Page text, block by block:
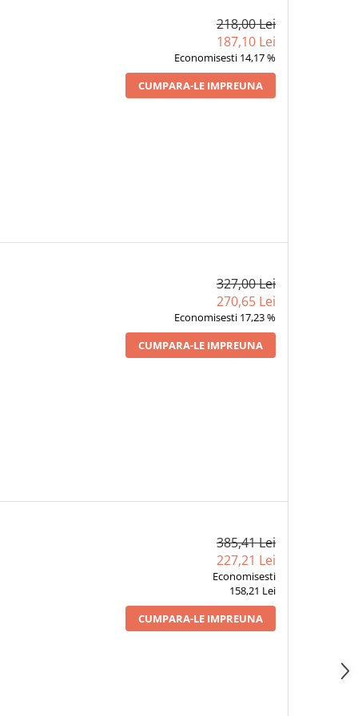
218,00 Lei
187,10 Lei
Economisesti 14,17 %
CUMPARA-LE IMPREUNA
327,00 Lei
270,65 Lei
Economisesti 17,23 %
CUMPARA-LE IMPREUNA
385,41 Lei
227,21 Lei
Economisesti
158,21 Lei
CUMPARA-LE IMPREUNA